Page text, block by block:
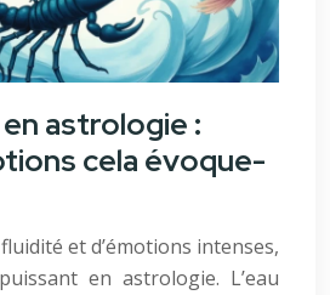
en astrologie :
cela évoque-
et d’émotions intenses,
en astrologie. L’eau